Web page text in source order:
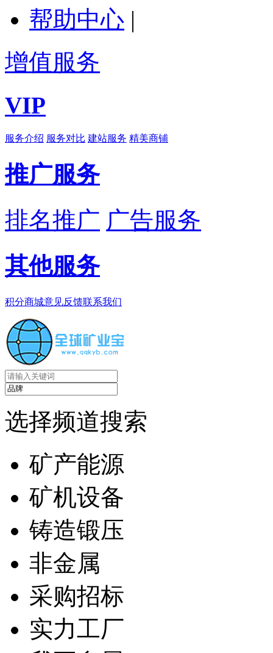
帮助中心 |
增值服务
VIP
服务介绍 服务对比 建站服务 精美商铺
推广服务
排名推广 广告服务
其他服务
积分商城意见反馈联系我们
选择频道搜索
矿产能源
矿机设备
铸造锻压
非金属
采购招标
实力工厂